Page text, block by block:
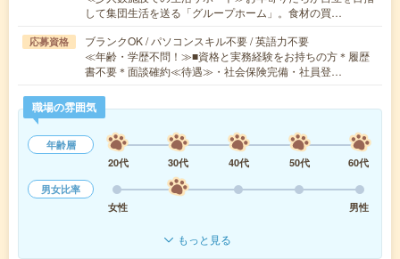
して集団生活を送る「グループホーム」。食材の買…
応募資格
ブランクOK / パソコンスキル不要 / 英語力不要
≪年齢・学歴不問！≫■資格と実務経験をお持ちの方＊履歴
書不要＊面談確約≪待遇≫・社会保険完備・社員登…
職場の雰囲気
年齢層
20代
30代 40代 50代
60代
男女比率
女性
男性
もっと見る